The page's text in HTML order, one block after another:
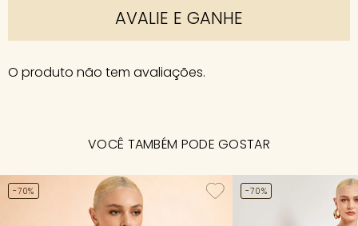
AVALIE E GANHE
O produto não tem avaliações.
VOCÊ TAMBÉM PODE GOSTAR
-70% -70%